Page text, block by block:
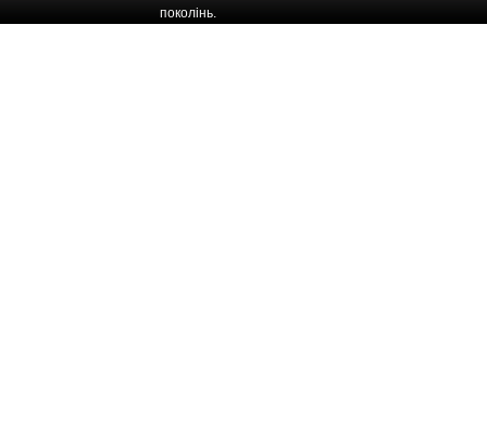
поколінь.